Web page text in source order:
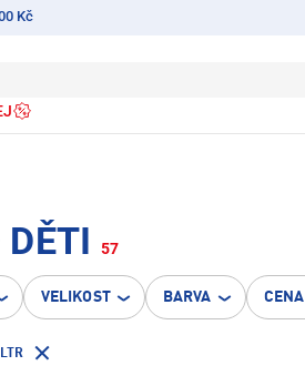
Kč
57
VELIKOST BARVA CENA